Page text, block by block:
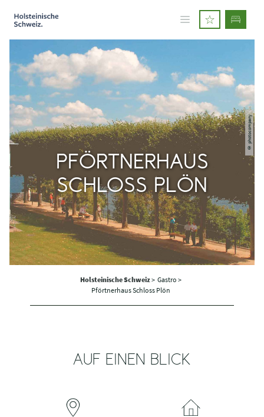
© photocompany
PFÖRTNERHAUS
SCHLOSS PLÖN
Holsteinische Schweiz> Gastro >
Pförtnerhaus Schloss Plön
AUF EINEN BLICK